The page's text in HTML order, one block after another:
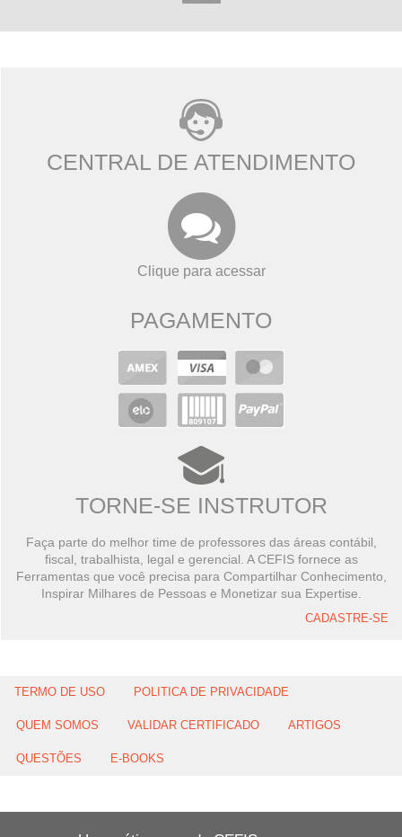
CENTRAL DE ATENDIMENTO
Clique para acessar
PAGAMENTO
TORNE-SE INSTRUTOR
Faça parte do melhor time de professores das áreas contábil,
fiscal, trabalhista, legal e gerencial. A CEFIS fornece as
Ferramentas que você precisa para Compartilhar Conhecimento,
Inspirar Milhares de Pessoas e Monetizar sua Expertise.
CADASTRE-SE
TERMO DE USO POLITICA DE PRIVACIDADE
QUEM SOMOS VALIDAR CERTIFICADO ARTIGOS
QUESTÕES E-BOOKS